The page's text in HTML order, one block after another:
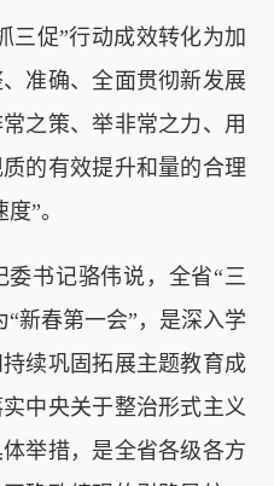
促”行动成效转化为加
准确、全面贯彻新发展
之策、举非常之力、用
的有效提升和量的合理
”。
书记骆伟说，全省“三
新春第一会”，是深入学
续巩固拓展主题教育成
中央关于整治形式主义
举措，是全省各级各方